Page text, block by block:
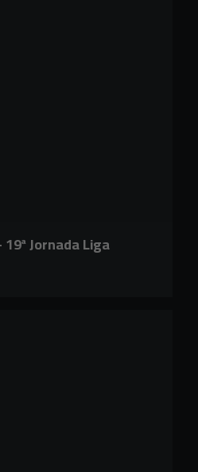
Jornada Liga